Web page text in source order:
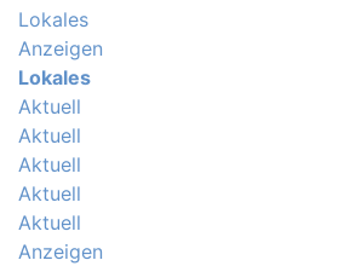
Lokales
Anzeigen
Lokales
Aktuell
Aktuell
Aktuell
Aktuell
Aktuell
Anzeigen